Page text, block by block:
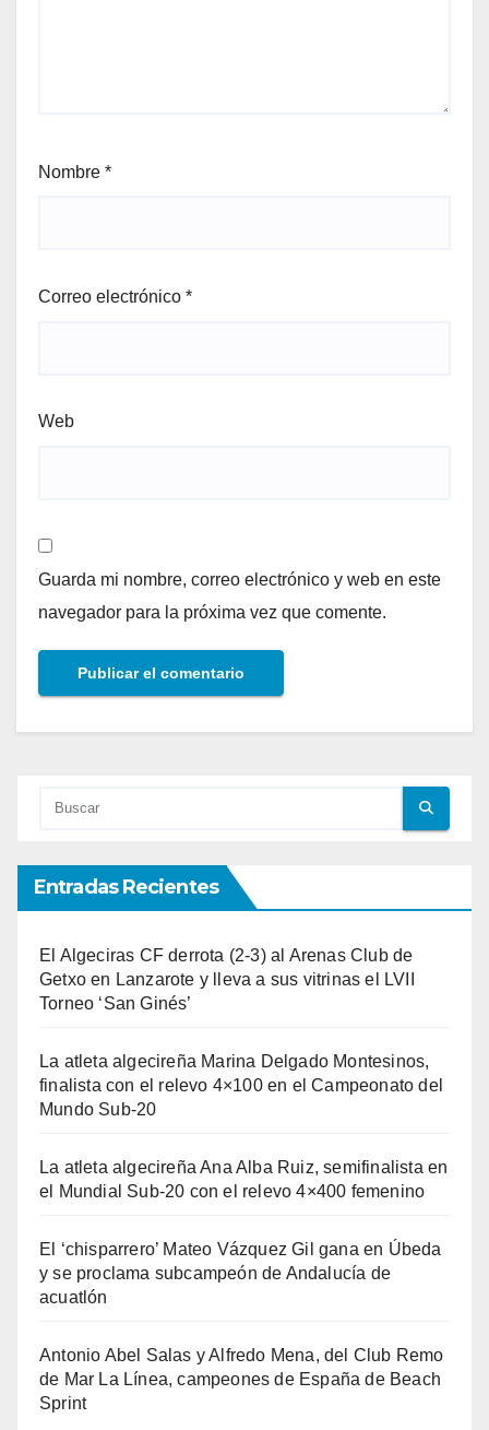
Nombre *
Correo electrónico *
Web
Guarda mi nombre, correo electrónico y web en este
navegador para la próxima vez que comente.
Entradas Recientes
El Algeciras CF derrota (2-3) al Arenas Club de
Getxo en Lanzarote y lleva a sus vitrinas el LVII
Torneo ‘San Ginés’
La atleta algecireña Marina Delgado Montesinos,
finalista con el relevo 4×100 en el Campeonato del
Mundo Sub-20
La atleta algecireña Ana Alba Ruiz, semifinalista en
el Mundial Sub-20 con el relevo 4×400 femenino
El ‘chisparrero’ Mateo Vázquez Gil gana en Úbeda
y se proclama subcampeón de Andalucía de
acuatlón
Antonio Abel Salas y Alfredo Mena, del Club Remo
de Mar La Línea, campeones de España de Beach
Sprint